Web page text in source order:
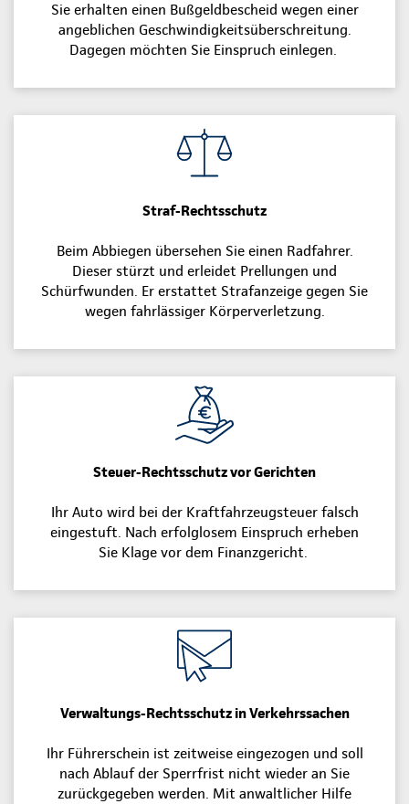
Sie erhalten einen Bußgeldbescheid wegen einer
angeblichen Geschwindigkeitsüberschreitung.
Dagegen möchten Sie Einspruch einlegen.
Straf-Rechtsschutz
Beim Abbiegen übersehen Sie einen Radfahrer.
Dieser stürzt und erleidet Prellungen und
Schürfwunden. Er erstattet Strafanzeige gegen Sie
wegen fahrlässiger Körperverletzung.
Steuer-Rechtsschutz vor Gerichten
Ihr Auto wird bei der Kraftfahrzeugsteuer falsch
eingestuft. Nach erfolglosem Einspruch erheben
Sie Klage vor dem Finanzgericht.
Verwaltungs-Rechtsschutz in Verkehrssachen
Ihr Führerschein ist zeitweise eingezogen und soll
nach Ablauf der Sperrfrist nicht wieder an Sie
zurückgegeben werden. Mit anwaltlicher Hilfe